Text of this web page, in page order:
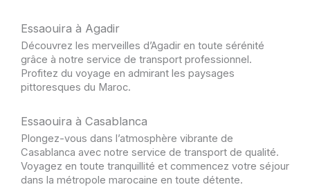
Essaouira à Agadir
Découvrez les merveilles d’Agadir en toute sérénité
grâce à notre service de transport professionnel.
Profitez du voyage en admirant les paysages
pittoresques du Maroc.
Essaouira à Casablanca
Plongez-vous dans l’atmosphère vibrante de
Casablanca avec notre service de transport de qualité.
Voyagez en toute tranquillité et commencez votre séjour
dans la métropole marocaine en toute détente.